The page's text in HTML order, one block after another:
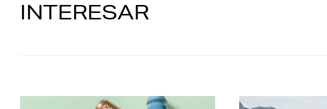
INTERESAR